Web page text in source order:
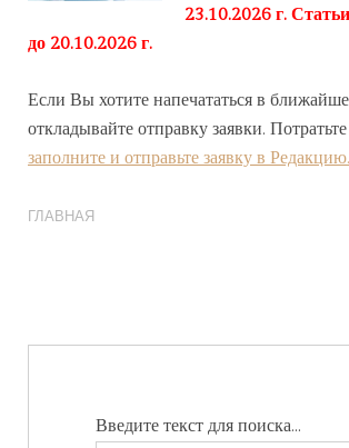
23.10.2026 г.
до 20.10.2026 г.
Если Вы хотите напечататься в
откладывайте отправку заявки.
заполните и отправьте заявку в Редакцию.
ГЛАВНАЯ
Введите текст для поиска...